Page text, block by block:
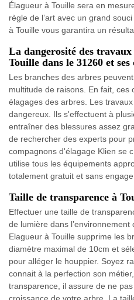
Élagueur à Touille sera en
règle de l’art avec un grand
à Touille vous garantira un
La dangerosité des
Touille dans le 31260 et
Les branches des arbres
multitude de raisons. En fait, ces
élagages des arbres. Les
dangereux. Ils s'effectuent à
entraîner des blessures assez
de rechercher des experts pour
compagnons d'élagage Klien se
utilise tous les équipements
totalement gratuit et sans
Taille de transparence à
Effectuer une taille de
de lumière dans
Elagueur à Touille supprime les
diamètre maximal de 10cm et
pour alléger le houppier. Soyez
connait à la perfection son
transparence, il assure de ne